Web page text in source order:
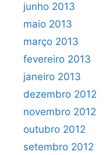
junho 2013
maio 2013
março 2013
fevereiro 2013
janeiro 2013
dezembro 2012
novembro 2012
outubro 2012
setembro 2012